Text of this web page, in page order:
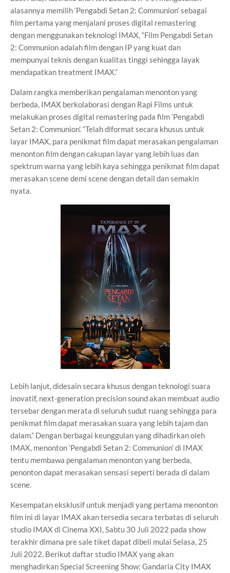
alasannya memilih ‘Pengabdi Setan 2: Communion’ sebagai
film pertama yang menjalani proses digital remastering
dengan menggunakan teknologi IMAX, “Film Pengabdi Setan
2: Communion adalah film dengan IP yang kuat dan
mempunyai teknis dengan kualitas tinggi sehingga layak
mendapatkan treatment IMAX.”
Dalam rangka memberikan pengalaman menonton yang
berbeda, IMAX berkolaborasi dengan Rapi Films untuk
melakukan proses digital remastering pada film ‘Pengabdi
Setan 2: Communion’. “Telah diformat secara khusus untuk
layar IMAX, para penikmat film dapat merasakan pengalaman
menonton film dengan cakupan layar yang lebih luas dan
spektrum warna yang lebih kaya sehingga penikmat film dapat
merasakan scene demi scene dengan detail dan semakin
nyata.
Lebih lanjut, didesain secara khusus dengan teknologi suara
inovatif, next-generation precision sound akan membuat audio
tersebar dengan merata di seluruh sudut ruang sehingga para
penikmat film dapat merasakan suara yang lebih tajam dan
dalam.” Dengan berbagai keunggulan yang dihadirkan oleh
IMAX, menonton ‘Pengabdi Setan 2: Communion’ di IMAX
tentu membawa pengalaman menonton yang berbeda,
penonton dapat merasakan sensasi seperti berada di dalam
scene.
Kesempatan eksklusif untuk menjadi yang pertama menonton
film ini di layar IMAX akan tersedia secara terbatas di seluruh
studio IMAX di Cinema XXI, Sabtu 30 Juli 2022 pada show
terakhir dimana pre sale tiket dapat dibeli mulai Selasa, 25
Juli 2022. Berikut daftar studio IMAX yang akan
menghadirkan Special Screening Show: Gandaria City IMAX